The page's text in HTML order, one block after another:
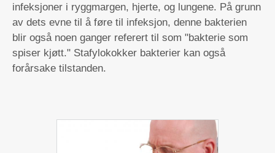
infeksjoner i ryggmargen, hjerte, og lungene. På grunn
av dets evne til å føre til infeksjon, denne bakterien
blir også noen ganger referert til som "bakterie som
spiser kjøtt." Stafylokokker bakterier kan også
forårsake tilstanden.